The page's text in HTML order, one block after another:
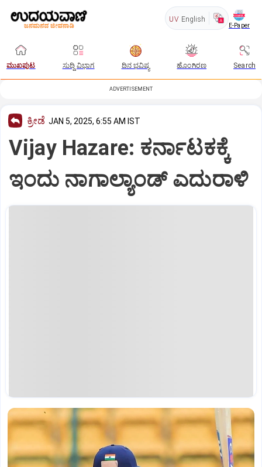
UV English
E-Paper
ಮುಖಪುಟ ಸುದ್ದಿ ವಿಭಾಗ ದಿನ ಭವಿಷ್ಯ ಹೊಂಗಿರಣ Search
ADVERTISEMENT
ಕ್ರೀಡೆ JAN 5, 2025, 6:55 AM IST
Vijay Hazare: ಕರ್ನಾಟಕಕ್ಕೆ
ಇಂದು ನಾಗಾಲ್ಯಾಂಡ್‌ ಎದುರಾಳಿ